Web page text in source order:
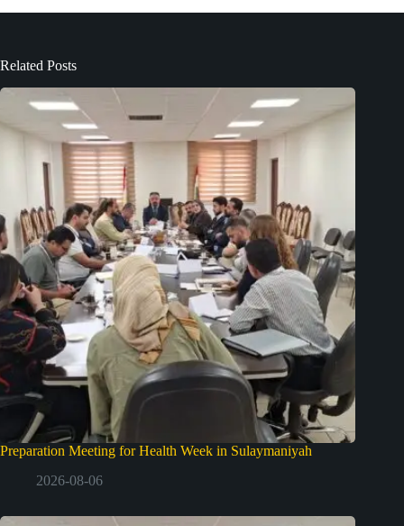
Related Posts
Preparation Meeting for Health Week in Sulaymaniyah
2026-08-06